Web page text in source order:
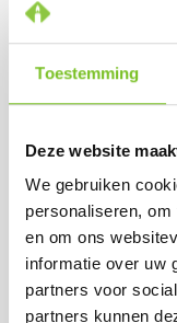
Toestemming
Deze website
We gebruiken
personaliseren,
en om ons
informatie over uw
partners voor
partners kunnen
x 50 st.) (Wit)
€ 59.50incl.
(bij afname